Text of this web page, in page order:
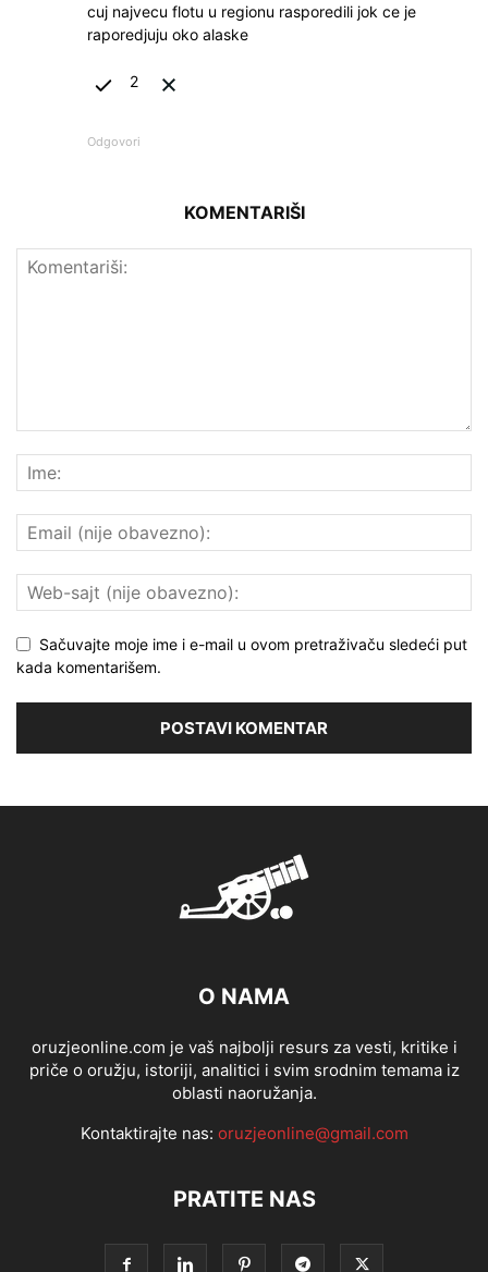
cuj najvecu flotu u regionu rasporedili jok ce je
raporedjuju oko alaske
2
Odgovori
KOMENTARIŠI
Sačuvajte moje ime i e-mail u ovom pretraživaču sledeći put
kada komentarišem.
O NAMA
oruzjeonline.com je vaš najbolji resurs za vesti, kritike i
priče o oružju, istoriji, analitici i svim srodnim temama iz
oblasti naoružanja.
Kontaktirajte nas: oruzjeonline@gmail.com
PRATITE NAS